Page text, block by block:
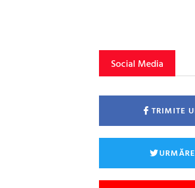
Social Media
TRIMITE